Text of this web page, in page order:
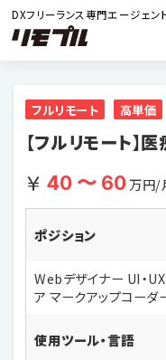
DXフリーランス専門エージェン
フルリモート 高単価
【フルリモート】
40 〜 60万円/
ポジション
Webデザイナー UI・
ア マークアップコーダ
使用ツール・言語